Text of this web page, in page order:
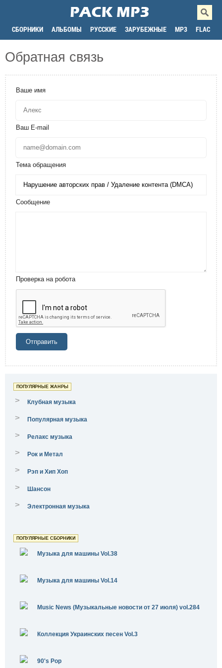
СБОРНИКИ АЛЬБОМЫ РУССКИЕ ЗАРУБЕЖНЫЕ MP3 FLAC
Обратная связь
Ваше имя
Ваш E-mail
Тема обращения
Сообщение
Проверка на робота
Отправить
ПОПУЛЯРНЫЕ ЖАНРЫ
> Клубная музыка
> Популярная музыка
> Релакс музыка
> Рок и Метал
> Рэп и Хип Хоп
> Шансон
> Электронная музыка
ПОПУЛЯРНЫЕ СБОРНИКИ
Музыка для машины Vol.38
Музыка для машины Vol.14
Music News (Музыкальные новости от 27 июля) vol.284
Коллекция Украинских песен Vol.3
90's Pop